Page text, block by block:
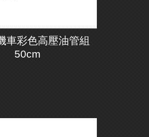
車彩色高壓油管組
50cm